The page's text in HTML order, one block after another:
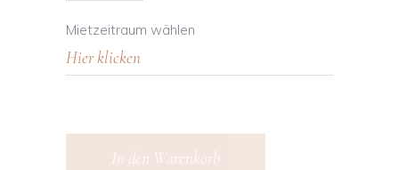
Mietzeitraum wählen
In den Warenkorb